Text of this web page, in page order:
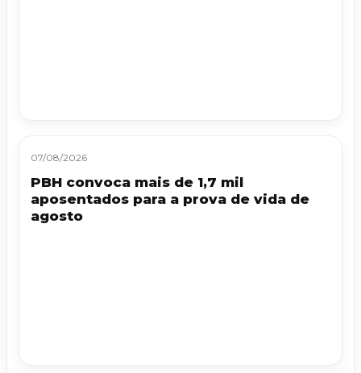
07/08/2026
PBH convoca mais de 1,7 mil
aposentados para a prova de vida de
agosto